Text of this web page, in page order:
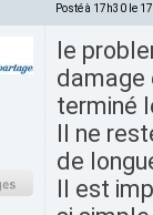
Posté à 17h30 le
le
damage
terminé
Il ne
de
Il est